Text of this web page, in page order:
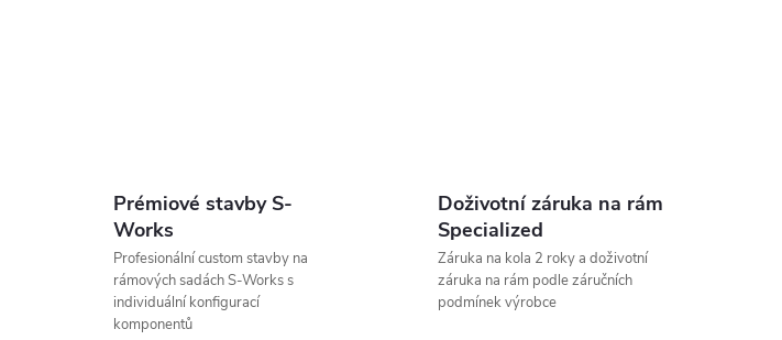
Prémiové stavby S-
Works
Profesionální custom stavby na
rámových sadách S-Works s
individuální konfigurací
komponentů
Doživotní záruka na rám
Specialized
Záruka na kola 2 roky a doživotní
záruka na rám podle záručních
podmínek výrobce